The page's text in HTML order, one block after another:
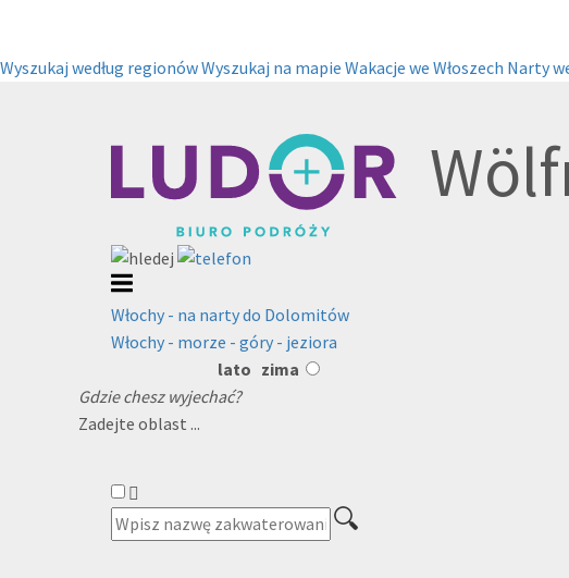
Wyszukaj według regionówWyszukaj na mapie Wakacje we Włoszech Narty
Włochy - na narty do Dolomitów
Włochy - morze - góry - jeziora
lato zima
Gdzie chesz wyjechać?
Zadejte oblast ...